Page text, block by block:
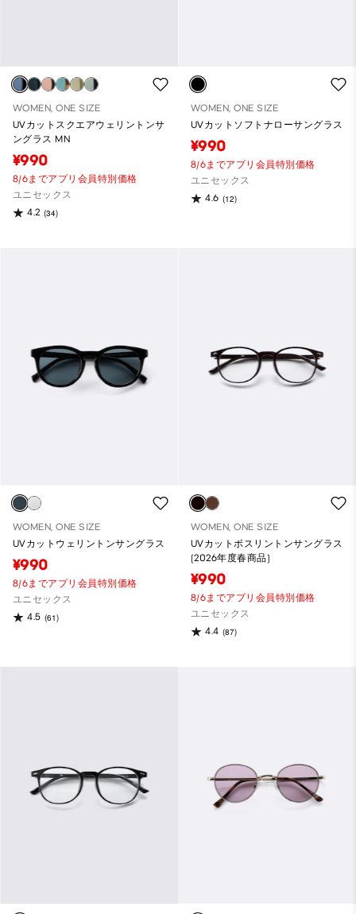
WOMEN, ONE SIZE
UVカットスクエアウェリントンサ
ングラス MN
¥990
8/6までアプリ会員特別価格
ユニセックス
4.2 (34)
WOMEN, ONE SIZE
UVカットソフトナローサングラス
¥990
8/6までアプリ会員特別価格
ユニセックス
4.6 (12)
WOMEN, ONE SIZE
UVカットウェリントンサングラス
¥990
8/6までアプリ会員特別価格
ユニセックス
4.5 (61)
WOMEN, ONE SIZE
UVカットボスリントンサングラス
(2026年度春商品)
¥990
8/6までアプリ会員特別価格
ユニセックス
4.4 (87)